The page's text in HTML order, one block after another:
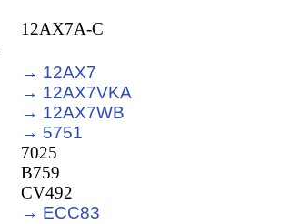
12AX7A-C
→ 12AX7
→ 12AX7VKA
→ 12AX7WB
→ 5751
7025
B759
CV492
→ ECC83